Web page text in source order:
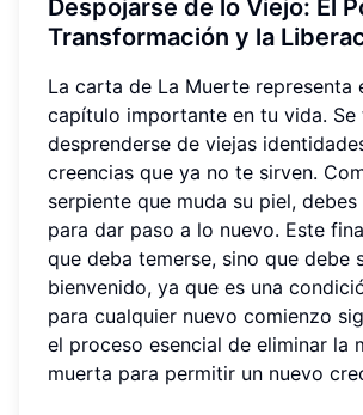
Despojarse de lo Viejo: El
Transformación y la
La carta de La Muerte representa
capítulo importante en tu vida. Se
desprenderse de viejas
creencias que ya no te sirven.
serpiente que muda su piel,
para dar paso a lo nuevo. Este
que deba temerse, sino que debe
bienvenido, ya que es una
para cualquier nuevo comienzo
el proceso esencial de eliminar la
muerta para permitir un nuevo